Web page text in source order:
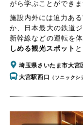
がら学ぶことができま
施設内外には迫力あ
か、日本最大の鉄道
新幹線などの運転を
しめる観光スポット
埼玉県さいたま市大宮
大宮駅西口
（ソニック